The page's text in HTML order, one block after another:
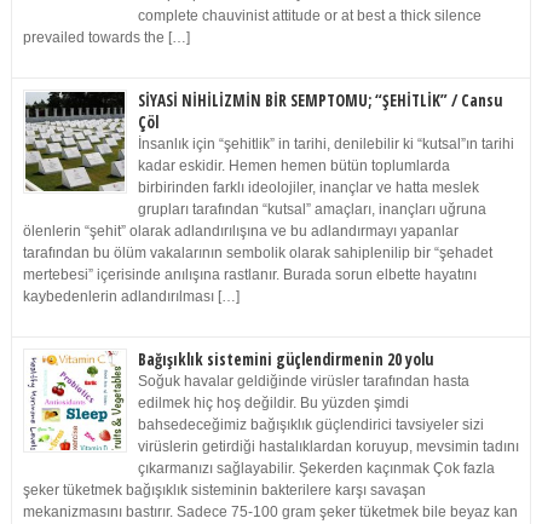
complete chauvinist attitude or at best a thick silence
prevailed towards the […]
SİYASİ NİHİLİZMİN BİR SEMPTOMU; “ŞEHİTLİK” / Cansu
Çöl
İnsanlık için “şehitlik” in tarihi, denilebilir ki “kutsal”ın tarihi
kadar eskidir. Hemen hemen bütün toplumlarda
birbirinden farklı ideolojiler, inançlar ve hatta meslek
grupları tarafından “kutsal” amaçları, inançları uğruna
ölenlerin “şehit” olarak adlandırılışına ve bu adlandırmayı yapanlar
tarafından bu ölüm vakalarının sembolik olarak sahiplenilip bir “şehadet
mertebesi” içerisinde anılışına rastlanır. Burada sorun elbette hayatını
kaybedenlerin adlandırılması […]
Bağışıklık sistemini güçlendirmenin 20 yolu
Soğuk havalar geldiğinde virüsler tarafından hasta
edilmek hiç hoş değildir. Bu yüzden şimdi
bahsedeceğimiz bağışıklık güçlendirici tavsiyeler sizi
virüslerin getirdiği hastalıklardan koruyup, mevsimin tadını
çıkarmanızı sağlayabilir. Şekerden kaçınmak Çok fazla
şeker tüketmek bağışıklık sisteminin bakterilere karşı savaşan
mekanizmasını bastırır. Sadece 75-100 gram şeker tüketmek bile beyaz kan